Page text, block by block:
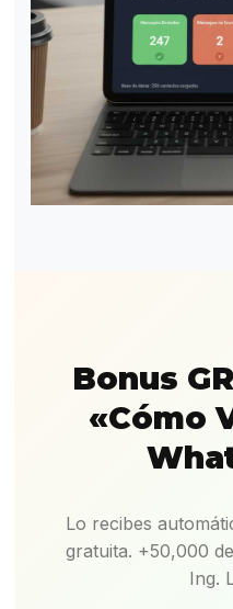
Bonus
«Cómo
Lo recibes
gratuita. +50,000
Ing.